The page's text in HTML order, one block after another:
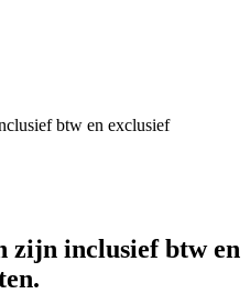
btw en exclusief
zijn inclusief btw en